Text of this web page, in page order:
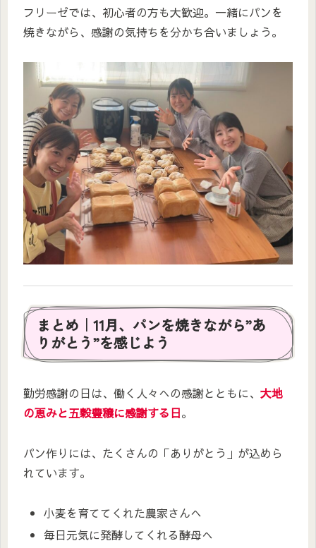
フリーゼでは、初心者の方も大歓迎。一緒にパンを
焼きながら、感謝の気持ちを分かち合いましょう。
まとめ｜11月、パンを焼きながら”あ
りがとう”を感じよう
勤労感謝の日は、働く人々への感謝とともに、 大地
の恵みと五穀豊穣に感謝する日。
パン作りには、たくさんの「ありがとう」が込めら
れています。
小麦を育ててくれた農家さんへ
毎日元気に発酵してくれる酵母へ